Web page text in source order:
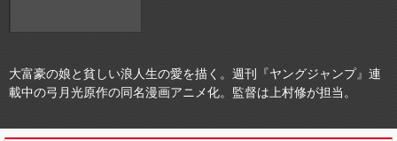
大富豪の娘と貧しい浪人生の愛を描く。週刊『ヤングジャンプ』連
載中の弓月光原作の同名漫画アニメ化。監督は上村修が担当。